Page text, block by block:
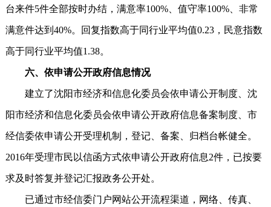
台来件5件全部按时办结，满意率100%、值守率100%、非常
满意件达到40%。回复指数高于同行业平均值0.23，民意指数
高于同行业平均值1.38。
六、依申请公开政府信息情况
建立了沈阳市经济和信息化委员会依申请公开制度、沈
阳市经济和信息化委员会依申请公开政府信息备案制度、市
经信委依申请公开受理机制，登记、备案、归档台帐健全。
2016年受理市民以信函方式依申请公开政府信息2件，已按要
求及时答复并登记汇报政务公开处。
已通过市经信委门户网站公开流程渠道，网络、传真、